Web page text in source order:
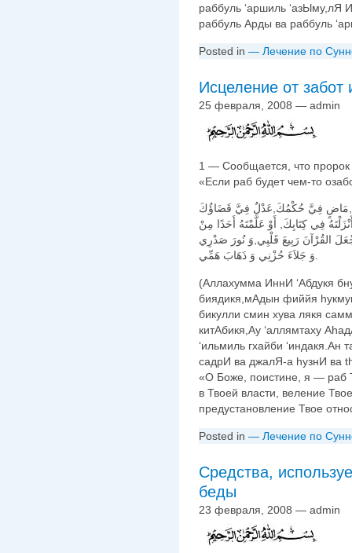
раббуль ‘аршиль ‘азЫму,лЯ
раббуль Арды ва раббуль
Posted in — Лечение по
Исцеление от забот
25 февраля, 2008 — admin
1 — Сообщается, что пророк
«Если раб будет чем-то
فِيَّ حُكْمُكَ,عَدْلٌ فِيَّ قَضَاؤُكَ
فِي كِتَابِكَ, أَوْ عَلَّمْتَهُ أَحَدًا مِنْ
القُرْآنَ رَبِيعَ قَلْبِي,وَ نُورَ صَدْرِي
وَ جَلاَءَ حُزْنِي وَ ذَهَابَ هَمِّي.
(Аллахумма ИннИ ‘Абдукя
биядикя,мАдын фиййя
бикулли смин хува лякя
китАбикя,Ау ‘аллямтаху
‘ильмиль гхайби ‘индакя.Ан
садрИ ва джалЯ-а hузнИ ва
«О Боже, поистине, я — раб
в Твоей власти, веление
предустановление Твое
Posted in — Лечение по
Средства,
беды
23 февраля, 2008 — admin